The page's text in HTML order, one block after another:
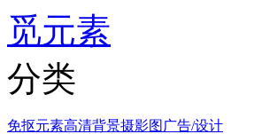
觅元素
分类
免抠元素高清背景摄影图 广告/设计